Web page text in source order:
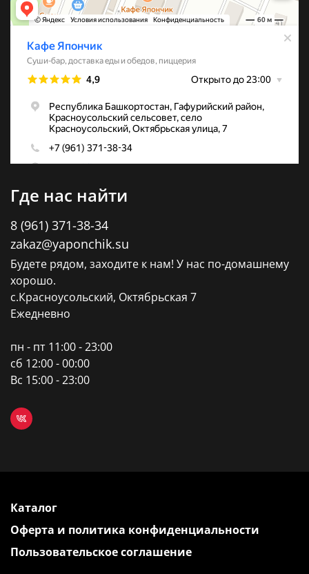
Где нас найти
8 (961) 371-38-34
zakaz@yaponchik.su
Будете рядом, заходите к нам! У нас по-домашнему
хорошо.
с.Красноусольский, Октябрьская 7
Ежедневно
пн - пт 11:00 - 23:00
сб 12:00 - 00:00
Вс 15:00 - 23:00
Каталог
Оферта и политика конфиденциальности
Пользовательское соглашение